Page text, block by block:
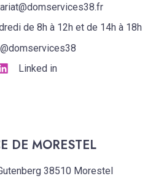
de 8h à 12h et de 14h à 18h
@domservices38
Linked in
DE MORESTEL
38510 Morestel